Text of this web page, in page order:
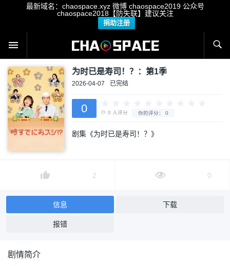
最新域名：chaospace.xyz 微博 chaospace2019 公众号
chaospace2018【防失联】建议关注
捐助注册
为时已是寿司！？：第1季
2026-04-07 已完结
0
剧集《为时已是寿司！？》
2 0
信息 下载
报错
剧情简介